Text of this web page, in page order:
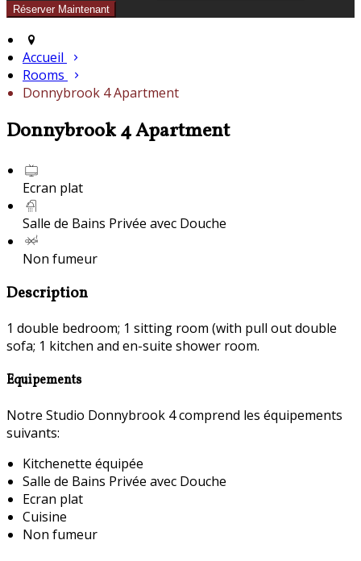
Accueil
Rooms
Donnybrook 4 Apartment
Donnybrook 4 Apartment
Ecran plat
Salle de Bains Privée avec Douche
Non fumeur
Description
1 double bedroom; 1 sitting room (with pull out double
sofa; 1 kitchen and en-suite shower room.
Equipements
Notre Studio Donnybrook 4 comprend les équipements
suivants:
Kitchenette équipée
Salle de Bains Privée avec Douche
Ecran plat
Cuisine
Non fumeur